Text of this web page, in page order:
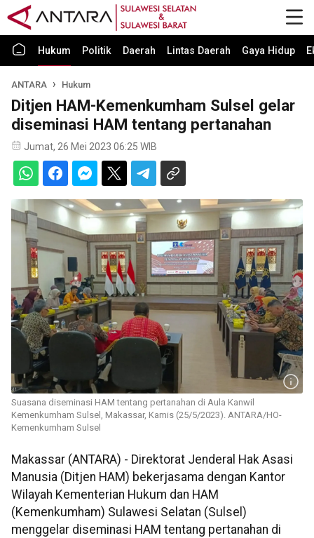
Hukum Politik Daerah Lintas Daerah Gaya Hidup
ANTARA Hukum
Ditjen HAM-Kemenkumham Sulsel gelar
diseminasi HAM tentang pertanahan
Jumat, 26 Mei 2023 06:25 WIB
Suasana diseminasi HAM tentang pertanahan di Aula Kanwil
Kemenkumham Sulsel, Makassar, Kamis (25/5/2023). ANTARA/HO-
Kemenkumham Sulsel
Makassar (ANTARA) - Direktorat Jenderal Hak Asasi
Manusia (Ditjen HAM) bekerjasama dengan Kantor
Wilayah Kementerian Hukum dan HAM
(Kemenkumham) Sulawesi Selatan (Sulsel)
menggelar diseminasi HAM tentang pertanahan di